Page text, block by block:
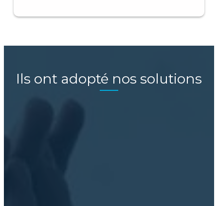
Ils ont adopté nos solutions